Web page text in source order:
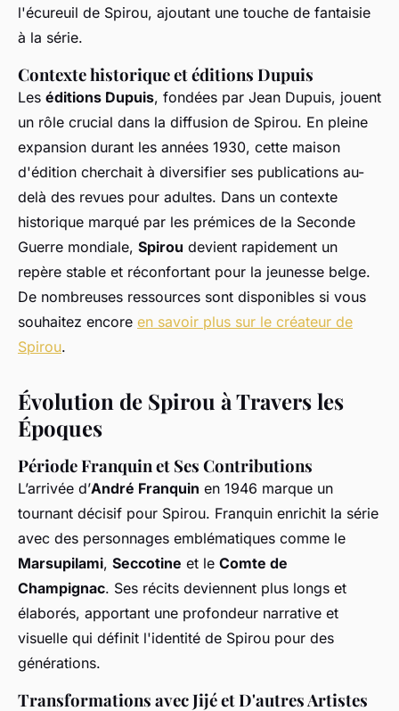
l'écureuil de Spirou, ajoutant une touche de fantaisie
à la série.
Contexte historique et éditions Dupuis
Les éditions Dupuis, fondées par Jean Dupuis, jouent
un rôle crucial dans la diffusion de Spirou. En pleine
expansion durant les années 1930, cette maison
d'édition cherchait à diversifier ses publications au-
delà des revues pour adultes. Dans un contexte
historique marqué par les prémices de la Seconde
Guerre mondiale, Spirou devient rapidement un
repère stable et réconfortant pour la jeunesse belge.
De nombreuses ressources sont disponibles si vous
souhaitez encore en savoir plus sur le créateur de
Spirou.
Évolution de Spirou à Travers les
Époques
Période Franquin et Ses Contributions
L’arrivée d’André Franquin en 1946 marque un
tournant décisif pour Spirou. Franquin enrichit la série
avec des personnages emblématiques comme le
Marsupilami, Seccotine et le Comte de
Champignac. Ses récits deviennent plus longs et
élaborés, apportant une profondeur narrative et
visuelle qui définit l'identité de Spirou pour des
générations.
Transformations avec Jijé et D'autres Artistes